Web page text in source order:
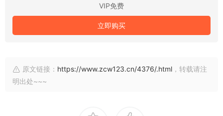
VIP免费
立即购买
原文链接： https://www.zcw123.cn/4376/.html ，转载请注
明出处~~~